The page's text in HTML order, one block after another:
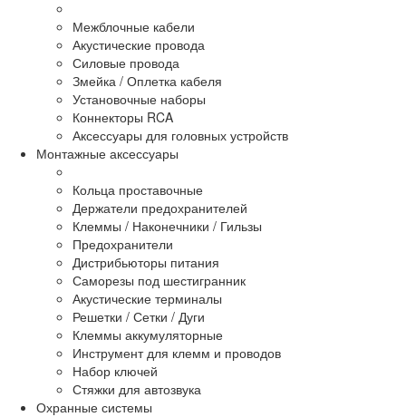
Межблочные кабели
Акустические провода
Силовые провода
Змейка / Оплетка кабеля
Установочные наборы
Коннекторы RCA
Аксессуары для головных устройств
Монтажные аксессуары
Кольца проставочные
Держатели предохранителей
Клеммы / Наконечники / Гильзы
Предохранители
Дистрибьюторы питания
Саморезы под шестигранник
Акустические терминалы
Решетки / Сетки / Дуги
Клеммы аккумуляторные
Инструмент для клемм и проводов
Набор ключей
Стяжки для автозвука
Охранные системы